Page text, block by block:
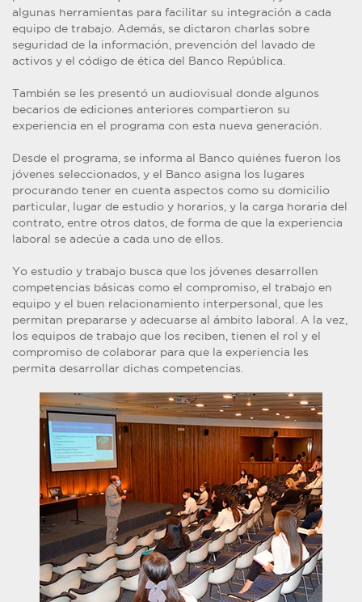
algunas herramientas para facilitar su integración a cada
equipo de trabajo. Además, se dictaron charlas sobre
seguridad de la información, prevención del lavado de
activos y el código de ética del Banco República.
También se les presentó un audiovisual donde algunos
becarios de ediciones anteriores compartieron su
experiencia en el programa con esta nueva generación.
Desde el programa, se informa al Banco quiénes fueron los
jóvenes seleccionados, y el Banco asigna los lugares
procurando tener en cuenta aspectos como su domicilio
particular, lugar de estudio y horarios, y la carga horaria del
contrato, entre otros datos, de forma de que la experiencia
laboral se adecúe a cada uno de ellos.
Yo estudio y trabajo busca que los jóvenes desarrollen
competencias básicas como el compromiso, el trabajo en
equipo y el buen relacionamiento interpersonal, que les
permitan prepararse y adecuarse al ámbito laboral. A la vez,
los equipos de trabajo que los reciben, tienen el rol y el
compromiso de colaborar para que la experiencia les
permita desarrollar dichas competencias.